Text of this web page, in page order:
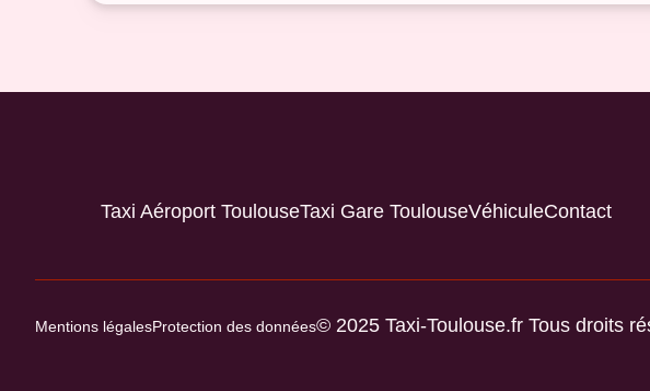
Taxi Aéroport ToulouseTaxi Gare ToulouseVéhiculeContact
Mentions légalesProtection des données© 2025 Taxi-Toulouse.fr Tous droits